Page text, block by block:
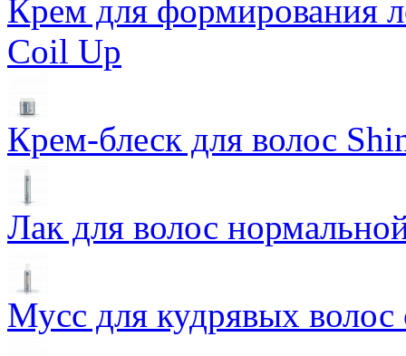
Крем для формирования
Coil Up
Крем-блеск для волос
Лак для волос
Мусс для кудрявых